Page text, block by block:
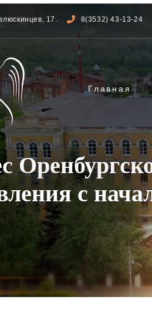
17. 8(3532) 43-13-24
Главная
с